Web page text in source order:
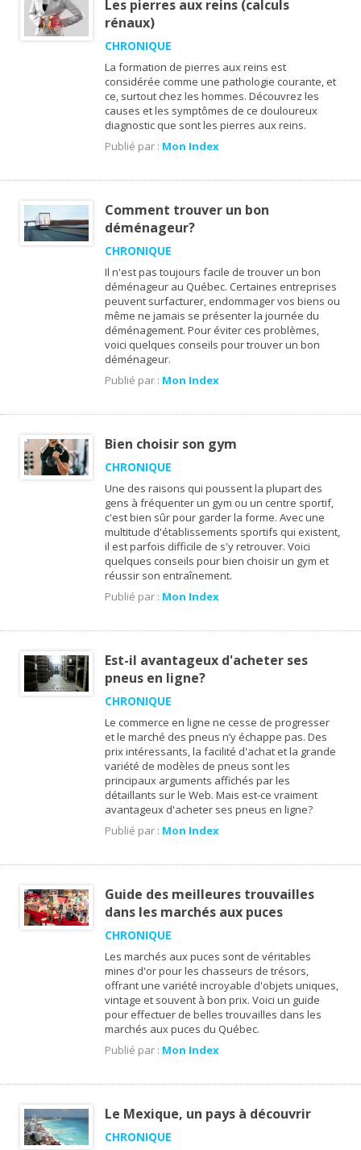
Les pierres aux reins (calculs
rénaux)
CHRONIQUE
La formation de pierres aux reins est
considérée comme une pathologie courante, et
ce, surtout chez les hommes. Découvrez les
causes et les symptômes de ce douloureux
diagnostic que sont les pierres aux reins.
Publié par : Mon Index
Comment trouver un bon
déménageur?
CHRONIQUE
Il n'est pas toujours facile de trouver un bon
déménageur au Québec. Certaines entreprises
peuvent surfacturer, endommager vos biens ou
même ne jamais se présenter la journée du
déménagement. Pour éviter ces problèmes,
voici quelques conseils pour trouver un bon
déménageur.
Publié par : Mon Index
Bien choisir son gym
CHRONIQUE
Une des raisons qui poussent la plupart des
gens à fréquenter un gym ou un centre sportif,
c'est bien sûr pour garder la forme. Avec une
multitude d'établissements sportifs qui existent,
il est parfois difficile de s'y retrouver. Voici
quelques conseils pour bien choisir un gym et
réussir son entraînement.
Publié par : Mon Index
Est-il avantageux d'acheter ses
pneus en ligne?
CHRONIQUE
Le commerce en ligne ne cesse de progresser
et le marché des pneus n’y échappe pas. Des
prix intéressants, la facilité d'achat et la grande
variété de modèles de pneus sont les
principaux arguments affichés par les
détaillants sur le Web. Mais est-ce vraiment
avantageux d'acheter ses pneus en ligne?
Publié par : Mon Index
Guide des meilleures trouvailles
dans les marchés aux puces
CHRONIQUE
Les marchés aux puces sont de véritables
mines d'or pour les chasseurs de trésors,
offrant une variété incroyable d'objets uniques,
vintage et souvent à bon prix. Voici un guide
pour effectuer de belles trouvailles dans les
marchés aux puces du Québec.
Publié par : Mon Index
Le Mexique, un pays à découvrir
CHRONIQUE